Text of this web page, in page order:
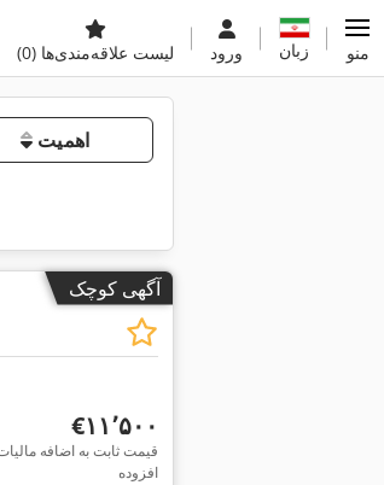
لیست علاقه‌مندی‌ها (0) ورود زبان منو
اهمیت
آگهی کوچک
‎€۱۱٬۵۰۰
قیمت ثابت به اضافه
افزوده